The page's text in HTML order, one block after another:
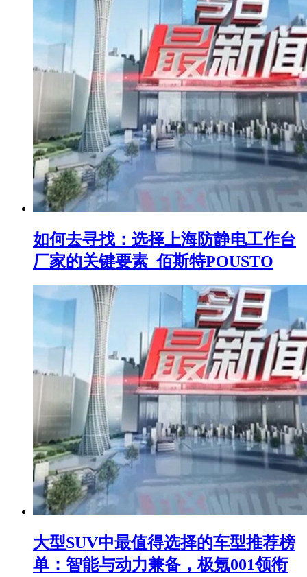
如何去寻找：选择上海防静电工作台
厂家的关键要素_佰斯特POUSTO
大型SUV中最值得选择的车型推荐榜
单：智能与动力兼备，极氪001领衔